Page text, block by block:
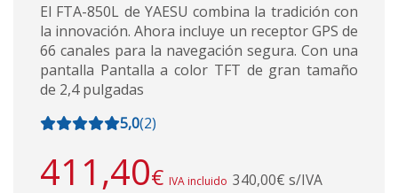
El FTA-850L de YAESU combina la tradición con
la innovación. Ahora incluye un receptor GPS de
66 canales para la navegación segura. Con una
pantalla Pantalla a color TFT de gran tamaño
de 2,4 pulgadas
5,0(2)
411,40€ IVA incluido 340,00€ s/IVA